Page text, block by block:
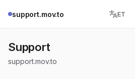
support.mov.to ET
Support
support.mov.to